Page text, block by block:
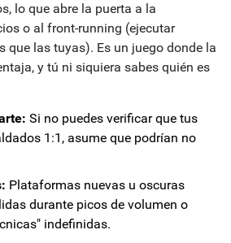
lo que abre la puerta a la
o al front-running (ejecutar
que las tuyas). Es un juego donde la
y tú ni siquiera sabes quién es
Si no puedes verificar que tus
1:1, asume que podrían no
Plataformas nuevas u oscuras
durante picos de volumen o
indefinidas.